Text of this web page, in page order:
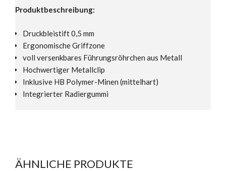
Produktbeschreibung:
Druckbleistift 0,5 mm
Ergonomische Griffzone
voll versenkbares Führungsröhrchen aus Metall
Hochwertiger Metallclip
Inklusive HB Polymer-Minen (mittelhart)
Integrierter Radiergummi
ÄHNLICHE PRODUKTE